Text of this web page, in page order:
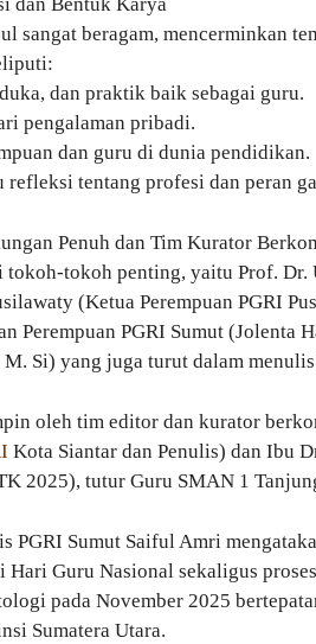
sangat beragam, mencerminkan
dan praktik baik sebagai guru.
pengalaman pribadi.
dan guru di dunia pendidikan.
refleksi tentang profesi dan peran
Penuh dan Tim Kurator
tokoh-tokoh penting, yaitu Prof.
(Ketua Perempuan PGRI
Perempuan PGRI Sumut (Jolenta
M. Si) yang juga turut dalam
oleh tim editor dan kurator
Kota Siantar dan Penulis) dan Ibu
2025), tutur Guru SMAN 1
PGRI Sumut Saiful Amri
Guru Nasional sekaligus
pada November 2025
Sumatera Utara.